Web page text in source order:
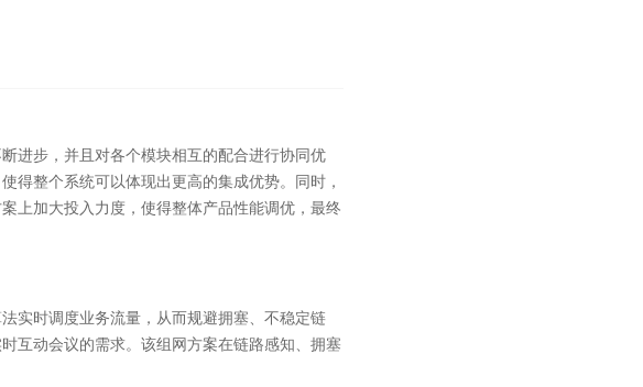
进步，并且对各个模块相互的配合进行协同优
得整个系统可以体现出更高的集成优势。同时，
上加大投入力度，使得整体产品性能调优，最终
实时调度业务流量，从而规避拥塞、不稳定链
互动会议的需求。该组网方案在链路感知、拥塞